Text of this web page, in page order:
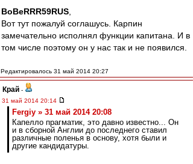
BoBeRRR59RUS
Вот тут пожалуй соглашусь. Карпин
замечательно исполнял функции капитана. И в
том числе поэтому он у нас так и не появился.
Редактировалось 31 май 2014 20:27
Край -
31 май 2014 20:14
Fergiy » 31 май 2014 20:08
Капелло прагматик, это давно известно... Он
и в сборной Англии до последнего ставил
различные поленья в основу, хотя были и
другие кандидатуры.